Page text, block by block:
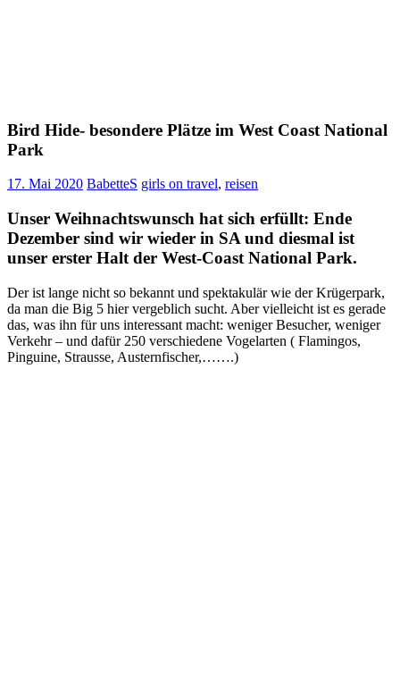
Bird Hide- besondere Plätze im West Coast National
Park
17. Mai 2020 BabetteS girls on travel, reisen
Unser Weihnachtswunsch hat sich erfüllt: Ende
Dezember sind wir wieder in SA und diesmal ist
unser erster Halt der West-Coast National Park.
Der ist lange nicht so bekannt und spektakulär wie der Krügerpark,
da man die Big 5 hier vergeblich sucht. Aber vielleicht ist es gerade
das, was ihn für uns interessant macht: weniger Besucher, weniger
Verkehr – und dafür 250 verschiedene Vogelarten ( Flamingos,
Pinguine, Strausse, Austernfischer,…….)